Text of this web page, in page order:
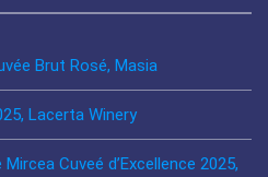
Brut Rosé, Masia
Lacerta Winery
Cuveé d’Excellence 2025,